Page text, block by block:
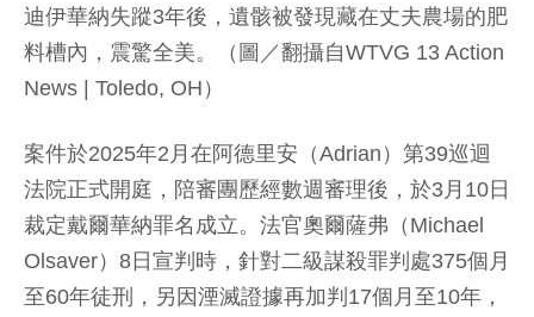
迪伊華納失蹤3年後，遺骸被發現藏在丈夫農場的肥
料槽內，震驚全美。（圖／翻攝自WTVG 13 Action
News | Toledo, OH）
案件於2025年2月在阿德里安（Adrian）第39巡迴
法院正式開庭，陪審團歷經數週審理後，於3月10日
裁定戴爾華納罪名成立。法官奧爾薩弗（Michael
Olsaver）8日宣判時，針對二級謀殺罪判處375個月
至60年徒刑，另因湮滅證據再加判17個月至10年，